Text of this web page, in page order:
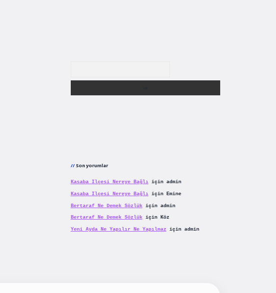
Son yorumlar
Kasaba Ilçesi Nereye Bağlıiçin admin
Kasaba Ilçesi Nereye Bağlıiçin Emine
Bertaraf Ne Demek Sözlükiçin admin
Bertaraf Ne Demek Sözlükiçin Köz
Yeni Ayda Ne Yapılır Ne Yapılmaziçin admin